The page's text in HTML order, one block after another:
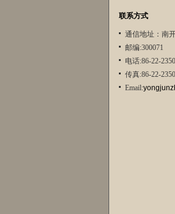
联系方式
通信地址：南
邮编:300071
电话:86-22-
传真:86-22-
Email: